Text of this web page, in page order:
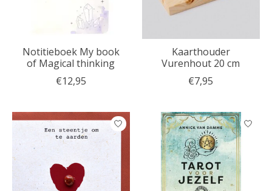
Notitieboek My book
of Magical thinking
€12,95
Kaarthouder
Vurenhout 20 cm
€7,95